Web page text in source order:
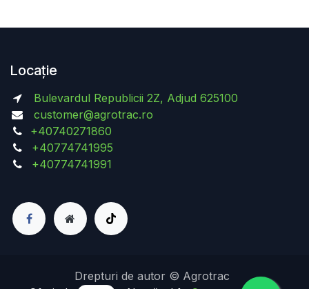
Locație
Bulevardul Republicii 2Z, Adjud 625100
customer@agrotrac.ro
+40740271860
+40774741995
+40774741991
Drepturi de autor © Agrotrac